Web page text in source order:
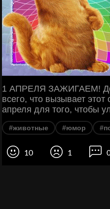
1 АПРЕЛЯ ЗАЖИГАЕМ!
всего, что вызывает
апреля для того, чтобы
#животные #юмор
10 1